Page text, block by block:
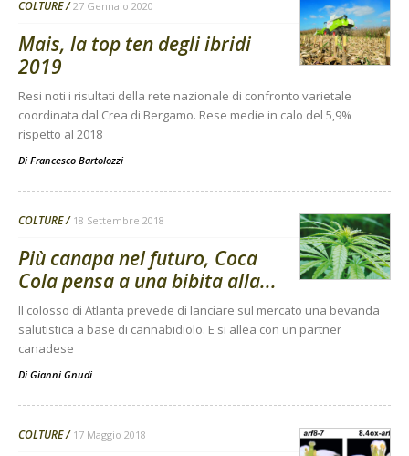
COLTURE 27 Gennaio 2020
Mais, la top ten degli ibridi
2019
Resi noti i risultati della rete nazionale di confronto varietale
coordinata dal Crea di Bergamo. Rese medie in calo del 5,9%
rispetto al 2018
Di Francesco Bartolozzi
COLTURE 18 Settembre 2018
Più canapa nel futuro, Coca
Cola pensa a una bibita alla...
Il colosso di Atlanta prevede di lanciare sul mercato una bevanda
salutistica a base di cannabidiolo. E si allea con un partner
canadese
Di Gianni Gnudi
COLTURE 17 Maggio 2018